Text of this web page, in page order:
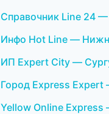
Справочник Line 24
Инфо Hot Line —
ИП Expert City —
Город Express
Yellow Online